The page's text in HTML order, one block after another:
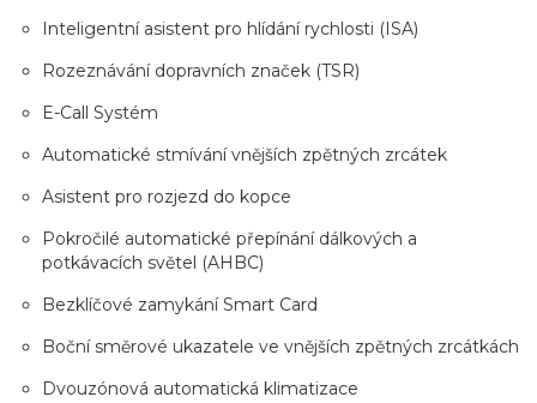
Inteligentní asistent pro hlídání rychlosti (ISA)
Rozeznávání dopravních značek (TSR)
E-Call Systém
Automatické stmívání vnějších zpětných zrcátek
Asistent pro rozjezd do kopce
Pokročilé automatické přepínání dálkových a
potkávacích světel (AHBC)
Bezklíčové zamykání Smart Card
Boční směrové ukazatele ve vnějších zpětných zrcátkách
Dvouzónová automatická klimatizace